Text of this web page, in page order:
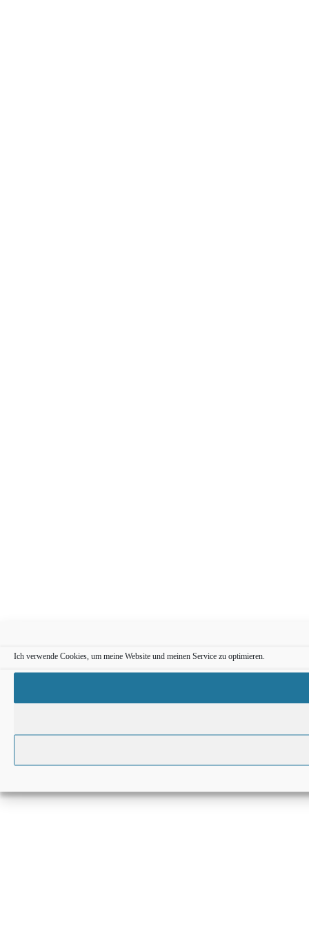
Ich verwende Cookies, um meine Website und meinen Service zu optimieren.